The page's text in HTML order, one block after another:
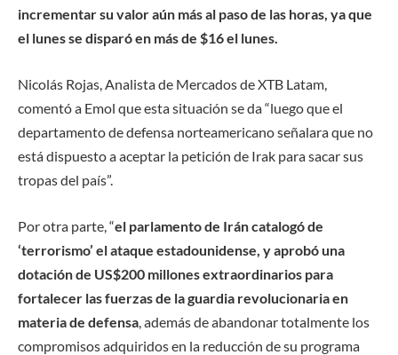
incrementar su valor aún más al paso de las horas, ya que
el lunes se disparó en más de $16 el lunes.
Nicolás Rojas, Analista de Mercados de XTB Latam,
comentó a Emol que esta situación se da “luego que el
departamento de defensa norteamericano señalara que no
está dispuesto a aceptar la petición de Irak para sacar sus
tropas del país”.
Por otra parte, “el parlamento de Irán catalogó de
‘terrorismo’ el ataque estadounidense, y aprobó una
dotación de US$200 millones extraordinarios para
fortalecer las fuerzas de la guardia revolucionaria en
materia de defensa , además de abandonar totalmente los
compromisos adquiridos en la reducción de su programa